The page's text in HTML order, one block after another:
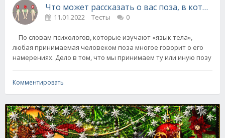
Что может рассказать о вас поза, в которой
11.01.2022 Тесты 0
По словам психологов, которые изучают «язык тела»,
любая принимаемая человеком поза многое говорит о его
намерениях. Дело в том, что мы принимаем ту или иную позу
Комментировать